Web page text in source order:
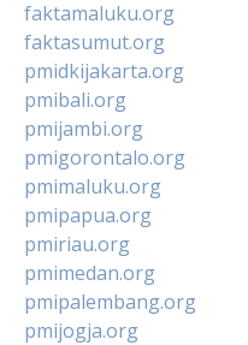
faktamaluku.org
faktasumut.org
pmidkijakarta.org
pmibali.org
pmijambi.org
pmigorontalo.org
pmimaluku.org
pmipapua.org
pmiriau.org
pmimedan.org
pmipalembang.org
pmijogja.org